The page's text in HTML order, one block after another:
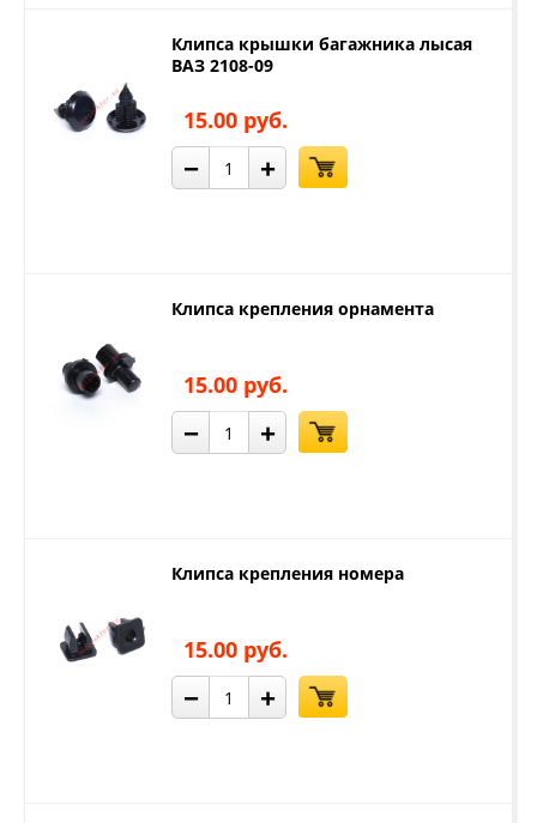
Клипса крышки багажника лысая
ВАЗ 2108-09
15.00 руб.
− +
Клипса крепления орнамента
15.00 руб.
− +
Клипса крепления номера
15.00 руб.
− +